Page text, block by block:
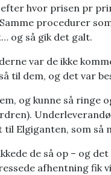
hvor prisen pr
procedurer
og så gik det galt.
var de ikke
til dem, og det var
og kunne så ringe
Elgiganten, som så
de så op – og
afhentning fik